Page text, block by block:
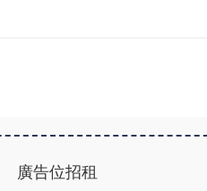
廣告位招租